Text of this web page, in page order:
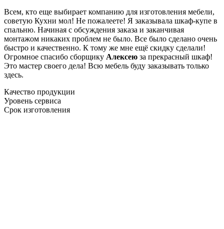
Всем, кто еще выбирает компанию для изготовления мебели,
советую Кухни мол! Не пожалеете! Я заказывала шкаф-купе в
спальню. Начиная с обсуждения заказа и заканчивая
монтажом никаких проблем не было. Все было сделано очень
быстро и качественно. К тому же мне ещё скидку сделали!
Огромное спасибо сборщику Алексею за прекрасный шкаф!
Это мастер своего дела! Всю мебель буду заказывать только
здесь.
Качество продукции
Уровень сервиса
Срок изготовления